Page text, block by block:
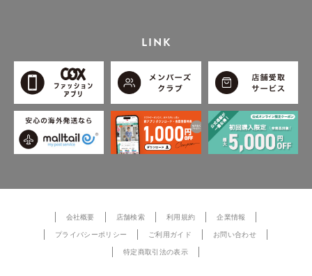
LINK
会社概要 店舗検索 利用規約 企業情報
プライバシーポリシー ご利用ガイド お問い合わせ
特定商取引法の表示